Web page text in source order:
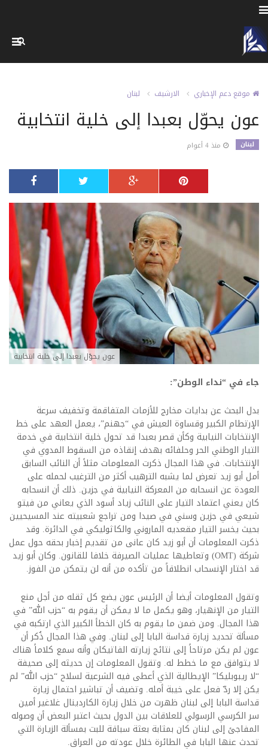
موقع دعم الإخباري الارشيف لبنان
عون يحوّل بعبدا إلى خلية انتخابية
لبنان منذ 4 أعوام
عون يحوّل بعبدا إلى خلية انتخابية
جاء في “نداء الوطن”:
بدل البحث عن بدايات مخارج للأزمات المتفاقمة وتخفيف سرعة
الإرتطام الكبير وقساوة العيش في “جهنم”، يعمل العهد على خط
الإنتخابات النيابية وكأن قصر بعبدا قد تحول خلية انتخابية في خدمة
التيار الوطني الحر وحلفائه بهدف إنقاذه من السقوط المدوي في
الإنتخابات. في هذا المجال ذكرت المعلومات مثلاً أن النائب السابق
أمل أبو زيد تعرض لما يشبه الترهيب أكثر من الترغيب لحمله على
العودة عن انسحابه من المعركة النيابية في جزين. ذلك أن انسحابه
كان يعني اعتماد التيار على النائب زياد أسود الذي يعاني من فيتو
شيعي في جزين وسني في صيدا ومن تراجع شعبيته عند المسيحيين
بحيث يخسر التيار مقعديه الماروني والكاثوليكي في الدائرة. وقد
ذكرت المعلومات أن أبو زيد كان عانى من تقديم إخبار بحقه حول عمل
شركة (OMT) وتعاطيها عمليات الصيرفة خلافا للقانون. وكان أبو زيد
قد اختار الإنسحاب انطلاقاً من تأكده من أنه لن يتمكن من الفوز.
وتقول المعلومات أيضا أن الرئيس عون يضع كل ثقله من أجل منع
التيار من الإنهيار، وهو يكمل ما لا يمكن أن يقوم به “حزب الله” في
هذا المجال. ومن ضمن ما يقوم به كان الخطأ الكبير الذي ارتكبه في
مسألة تحديد زيارة قداسة البابا إلى لبنان. وفي هذا المجال ذُكر أن
عون لم يكن مرتاحاً إلى نتائج زيارته الفاتيكان وأنه سمع كلاماً هناك
لا يتوافق مع ما خطط له. وتقول المعلومات إن حديثه إلى صحيفة
“لا ريبوبليكا” الإيطالية الذي أعطى فيه الشرعية لسلاح “حزب الله” لم
يكن إلا ردّ فعل على خيبة أمله. وتضيف أن تباشير احتمال زيارة
قداسة البابا إلى لبنان ظهرت من خلال زيارة الكاردينال غلاغير أمين
سر الكرسي الرسولي للعلاقات بين الدول بحيث اعتبر البعض أن وصوله
المفاجئ إلى لبنان كان بمثابة بعثة سباقة للبت بمسألة الزيارة التي
تحدث عنها البابا في الطائرة خلال عودته من العراق.